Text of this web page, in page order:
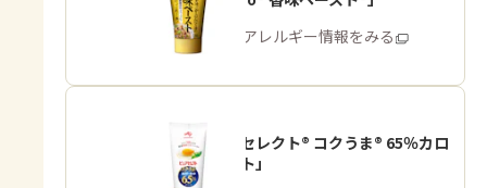
商品・アレルギー情報をみる
「ピュアセレクト® コクうま® 65％カロ
リーカット」